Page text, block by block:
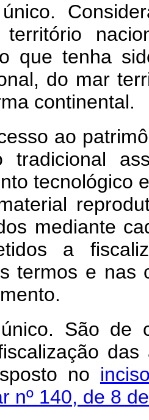
território
que tenha
do mar
continental.
ao
tradicional
tecnológico
mediante
a
termos e nas
São de
no
nº 140, de 8